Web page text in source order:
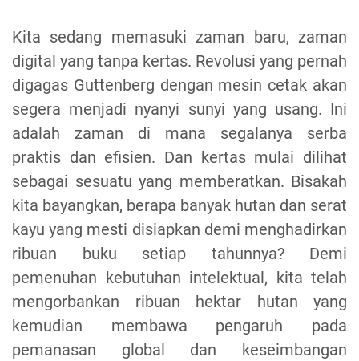
Kita sedang memasuki zaman baru, zaman
digital yang tanpa kertas. Revolusi yang pernah
digagas Guttenberg dengan mesin cetak akan
segera menjadi nyanyi sunyi yang usang. Ini
adalah zaman di mana segalanya serba
praktis dan efisien. Dan kertas mulai dilihat
sebagai sesuatu yang memberatkan. Bisakah
kita bayangkan, berapa banyak hutan dan serat
kayu yang mesti disiapkan demi menghadirkan
ribuan buku setiap tahunnya? Demi
pemenuhan kebutuhan intelektual, kita telah
mengorbankan ribuan hektar hutan yang
kemudian membawa pengaruh pada
pemanasan global dan keseimbangan